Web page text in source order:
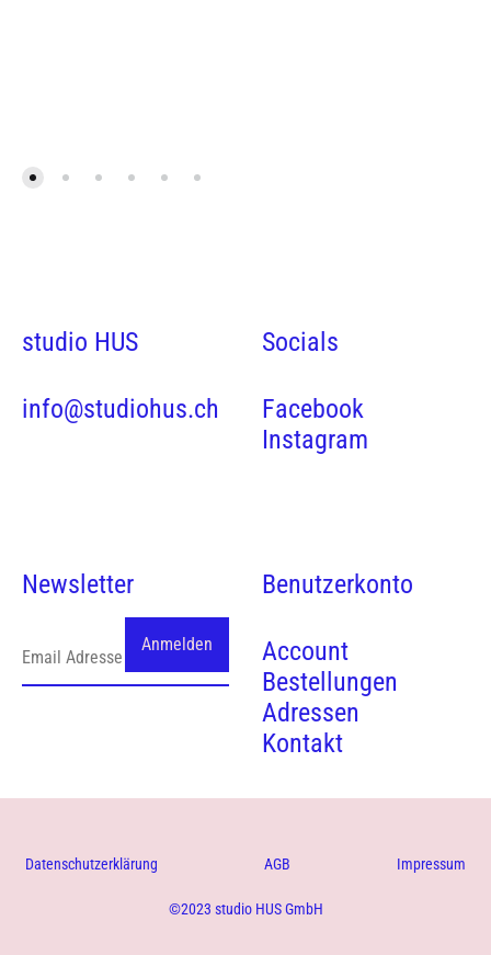
studio HUS
info@studiohus.ch
Socials
Facebook
Instagram
Newsletter Benutzerkonto
Account
Bestellungen
Adressen
Kontakt
©2023 studio HUS GmbH
Datenschutzerklärung AGB Impressum